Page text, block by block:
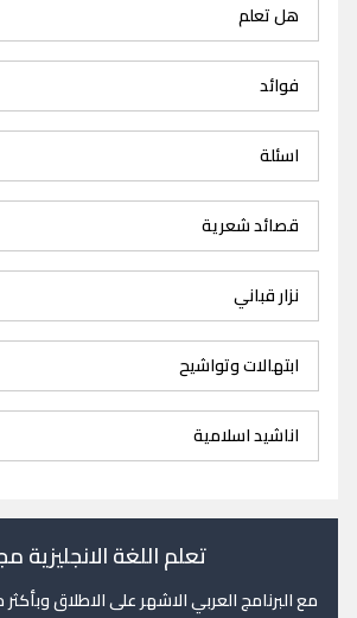
هل تعلم
فوائد
اسئلة
قصائد شعرية
نزار قباني
ابتهالات وتواشيح
اناشيد اسلامية
تعلم اللغة الانجليزية
مع البرنامج العربي الاشهر على الاطلاق وبأكثر من 10 مليون